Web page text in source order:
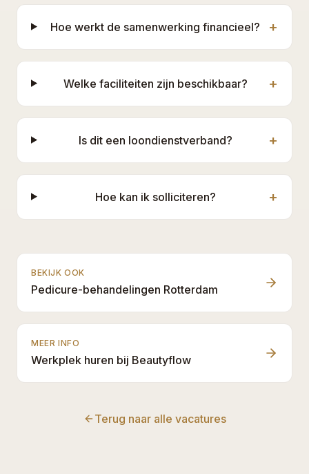
Hoe werkt de samenwerking financieel? +
Welke faciliteiten zijn beschikbaar? +
Is dit een loondienstverband? +
Hoe kan ik solliciteren? +
BEKIJK OOK
Pedicure-behandelingen Rotterdam
MEER INFO
Werkplek huren bij Beautyflow
Terug naar alle vacatures